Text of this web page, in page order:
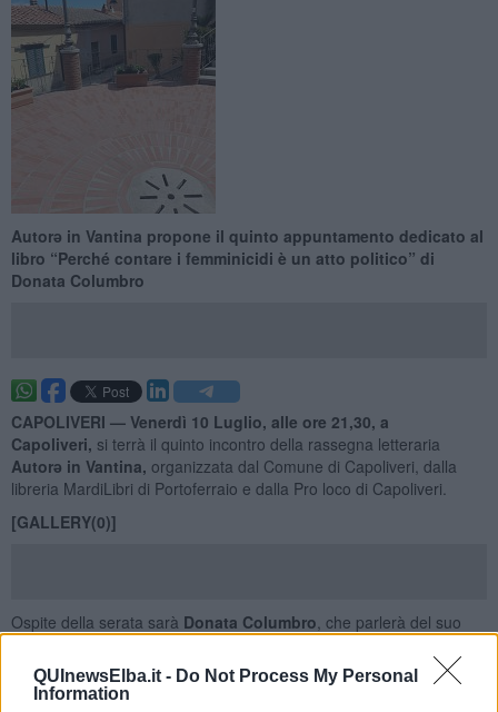
QUInewsElba.it - Do Not Process My Personal
Information
Autorə in Vantina propone il quinto appuntamento dedicato al
libro “Perché contare i femminicidi è un atto politico” di
Donata Columbro
CAPOLIVERI — Venerdì 10 Luglio, alle ore 21,30, a
Capoliveri, si terrà il quinto incontro della rassegna letteraria
Autorə in Vantina, organizzata dal Comune di Capoliveri, dalla
libreria MardiLibri di Portoferraio e dalla Pro loco di Capoliveri.
[GALLERY(0)]
Ospite della serata sarà Donata Columbro , che parlerà del suo
nel 2025.
Columbro è giornalista, formatrice, divulgatrice, speaker, docente